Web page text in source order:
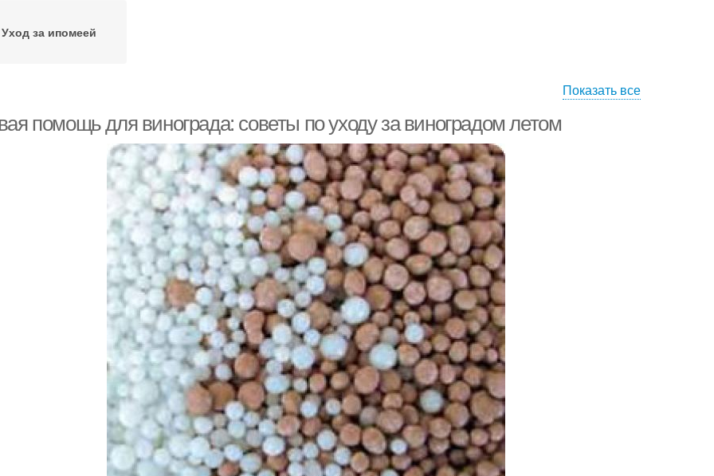
Уход за ипомеей
Показать все
помощь для винограда: советы по уходу за виноградом летом